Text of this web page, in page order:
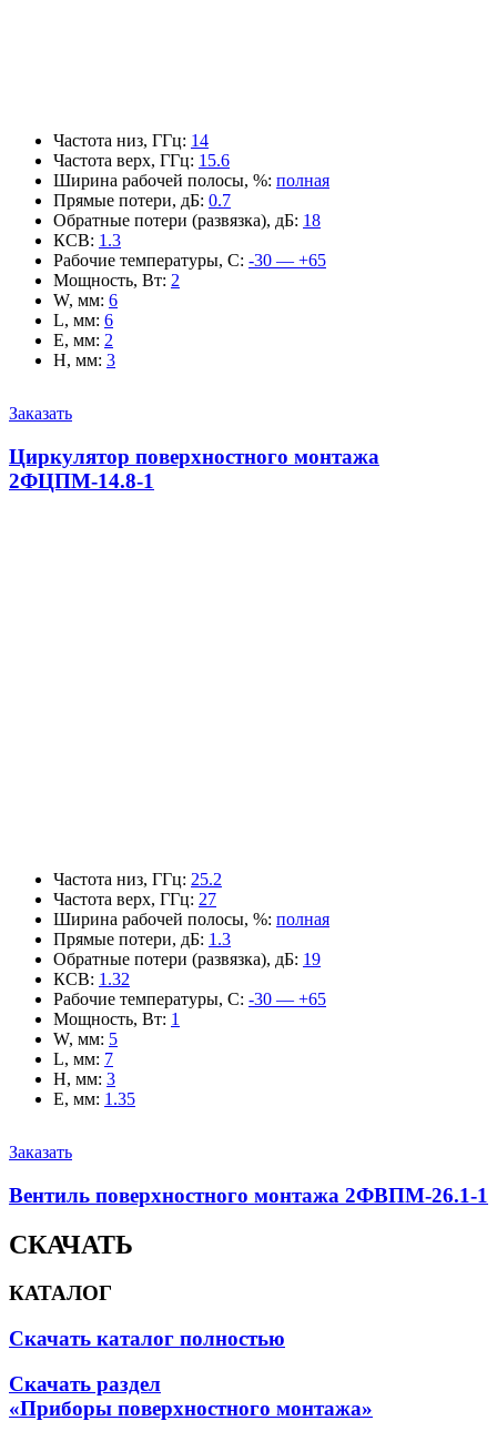
Частота низ, ГГц: 14
Частота верх, ГГц: 15.6
Ширина рабочей полосы, %: полная
Прямые потери, дБ: 0.7
Обратные потери (развязка), дБ: 18
КСВ: 1.3
Рабочие температуры, С: -30 — +65
Мощность, Вт: 2
W, мм: 6
L, мм: 6
E, мм: 2
H, мм: 3
Заказать
Циркулятор поверхностного монтажа
2ФЦПМ-14.8-1
Частота низ, ГГц: 25.2
Частота верх, ГГц: 27
Ширина рабочей полосы, %: полная
Прямые потери, дБ: 1.3
Обратные потери (развязка), дБ: 19
КСВ: 1.32
Рабочие температуры, С: -30 — +65
Мощность, Вт: 1
W, мм: 5
L, мм: 7
H, мм: 3
E, мм: 1.35
Заказать
Вентиль поверхностного монтажа 2ФВПМ-26.1-1
СКАЧАТЬ
КАТАЛОГ
Скачать каталог полностью
Скачать раздел
«Приборы поверхностного монтажа»